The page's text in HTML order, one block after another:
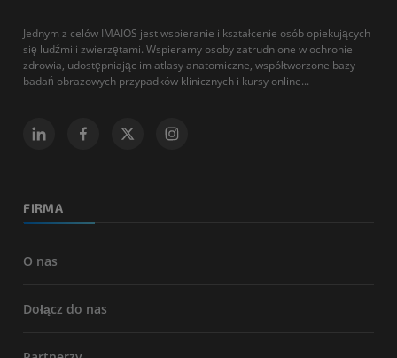
Jednym z celów IMAIOS jest wspieranie i kształcenie osób opiekujących
się ludźmi i zwierzętami. Wspieramy osoby zatrudnione w ochronie
zdrowia, udostępniając im atlasy anatomiczne, współtworzone bazy
badań obrazowych przypadków klinicznych i kursy online...
FIRMA
O nas
Dołącz do nas